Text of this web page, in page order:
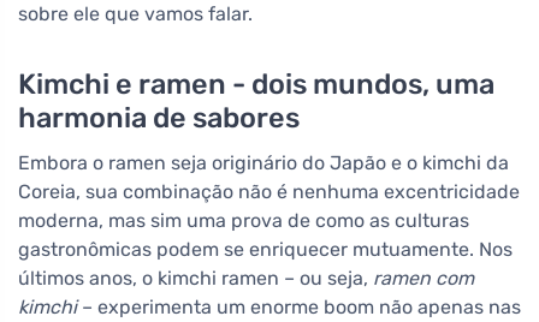
sobre ele que vamos falar.
Kimchi e ramen - dois mundos, uma
harmonia de sabores
Embora o ramen seja originário do Japão e o kimchi da
Coreia, sua combinação não é nenhuma excentricidade
moderna, mas sim uma prova de como as culturas
gastronômicas podem se enriquecer mutuamente. Nos
últimos anos, o kimchi ramen – ou seja, ramen com
kimchi– experimenta um enorme boom não apenas nas